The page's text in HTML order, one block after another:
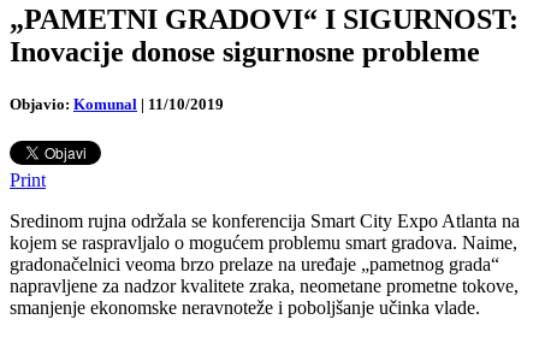
„PAMETNI GRADOVI“ I SIGURNOST:
Inovacije donose sigurnosne probleme
Objavio: Komunal | 11/10/2019
Print
Sredinom rujna održala se konferencija Smart City Expo Atlanta na
kojem se raspravljalo o mogućem problemu smart gradova. Naime,
gradonačelnici veoma brzo prelaze na uređaje „pametnog grada“
napravljene za nadzor kvalitete zraka, neometane prometne tokove,
smanjenje ekonomske neravnoteže i poboljšanje učinka vlade.